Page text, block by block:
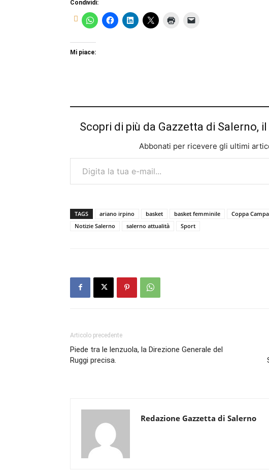
Condividi:
Mi piace:
Scopri di più da Gazzetta di Salerno,
Abbonati per ricevere gli ultimi
Digita la tua e-mail...
TAGS ariano irpino basket basket femminile Coppa
Notizie Salerno
salerno attualità Sport
Articolo precedente
Piede tra le lenzuola, la Direzione Generale del
Ruggi precisa.
Redazione Gazzetta di Salerno